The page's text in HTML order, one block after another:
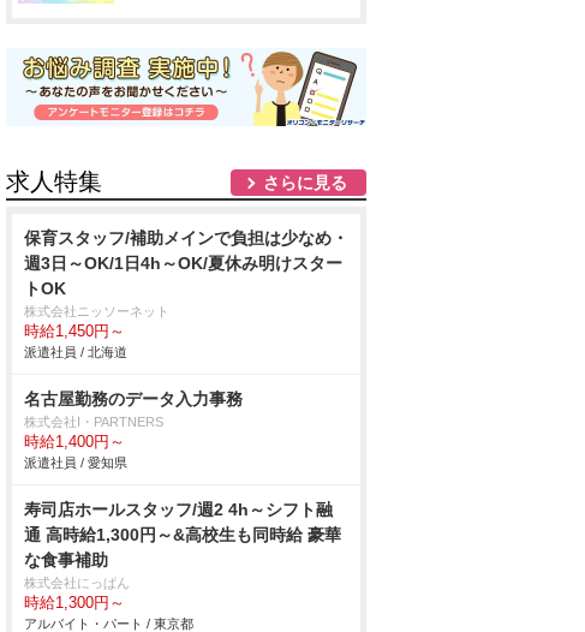
求人特集 さらに見る
保育スタッフ/補助メインで負担は少なめ・
週3日～OK/1日4h～OK/夏休み明けスター
トOK
株式会社ニッソーネット
時給1,450円～
派遣社員 / 北海道
名古屋勤務のデータ入力事務
株式会社I・PARTNERS
時給1,400円～
派遣社員 / 愛知県
寿司店ホールスタッフ/週2 4h～シフト融
通 高時給1,300円～&高校生も同時給 豪華
な食事補助
株式会社にっぱん
時給1,300円～
アルバイト・パート / 東京都